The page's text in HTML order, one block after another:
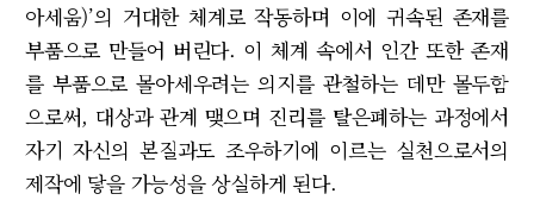
아세움)’의 거대한 체계로 작동하며 이에 귀속된 존재를
부품으로 만들어 버린다. 이 체계 속에서 인간 또한 존재
를 부품으로 몰아세우려는 의지를 관철하는 데만 몰두함
으로써, 대상과 관계 맺으며 진리를 탈은폐하는 과정에서
자기 자신의 본질과도 조우하기에 이르는 실천으로서의
제작에 닿을 가능성을 상실하게 된다.